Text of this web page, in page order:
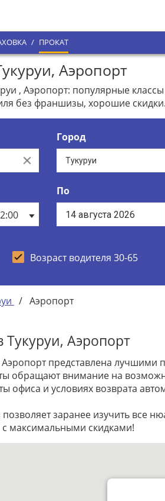
/ ПРОКАТ
Аэропорт
, Аэропорт: популярные
без франшизы, хорошие скидки.
Clear
Город
По
Возраст водителя 30-65
/ Аэропорт
Аэропорт
представлена
обращают внимание на
офиса и условиях возврата
заранее изучить все
максимальными скидками!